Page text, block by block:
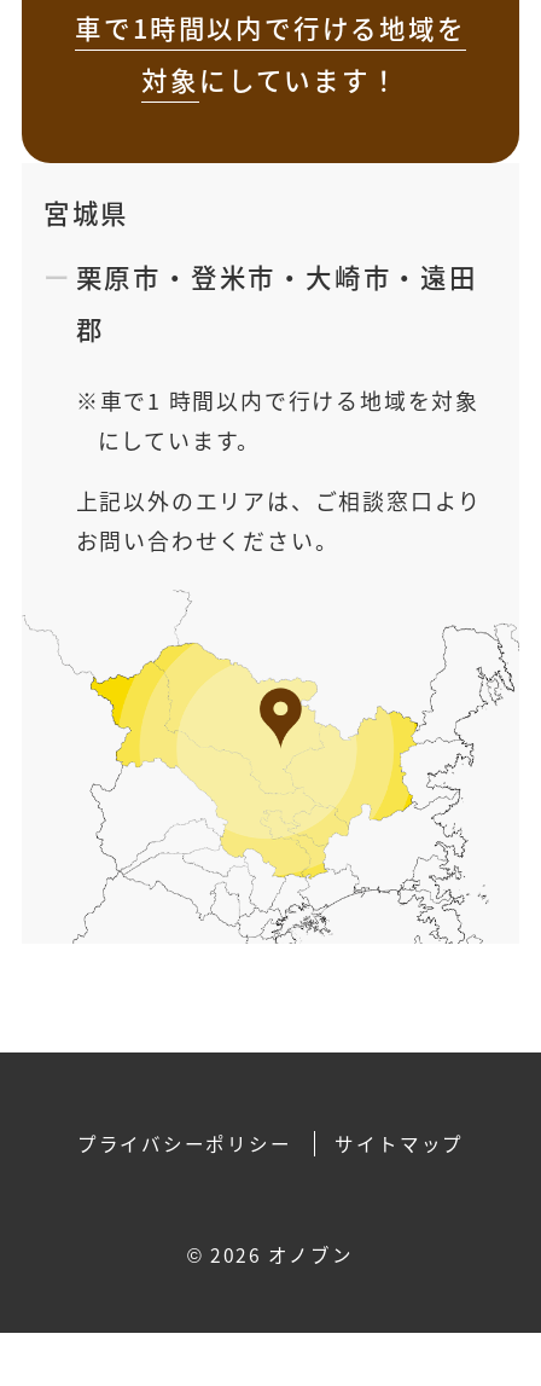
車で1時間以内で行ける地域を
対象にしています！
宮城県
栗原市 ・ 登米市 ・ 大崎市 ・ 遠田
郡
車で1 時間以内で行ける地域を対象
にしています。
上記以外のエリアは、ご相談窓口より
お問い合わせください。
プライバシーポリシー サイトマップ
© 2026 オノブン